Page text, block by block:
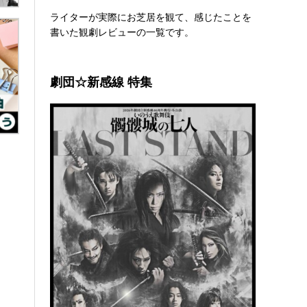
ライターが実際にお芝居を観て、感じたことを
書いた観劇レビューの一覧です。
劇団☆新感線 特集